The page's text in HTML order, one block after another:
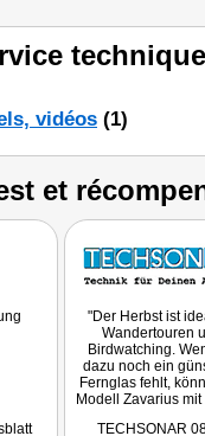
vidéos (1)
et
"Der Herbst ist
Wandertouren
Birdwatching.
dazu noch ein
Fernglas fehlt,
Modell Zavarius
Möglichkeit
TECHSONAR